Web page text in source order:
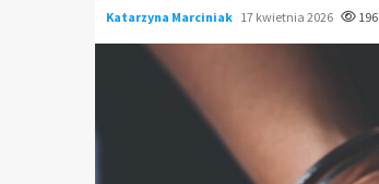
Katarzyna Marciniak 17 kwietnia 2026 196